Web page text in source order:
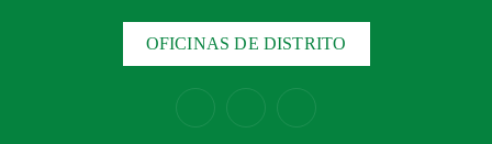
OFICINAS DE DISTRITO